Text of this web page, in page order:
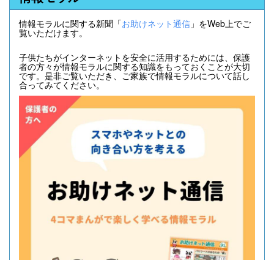
情報モラルに関する新聞「お助けネット通信 」をWeb上でご
覧いただけます。
子供たちがインターネットを安全に活用するためには、保護
者の方々が情報モラルに関する知識をもっておくことが大切
です。是非ご覧いただき、ご家族で情報モラルについて話し
合ってみてください。